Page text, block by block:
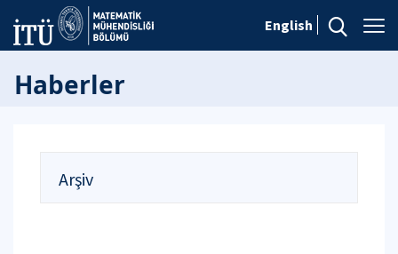
English
Haberler
Arşiv